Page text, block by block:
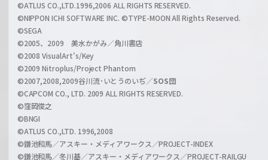
a
n
l
©ATLUS CO.,LTD.1996,2006 ALL RIGHTS RESERVED.
©NIPPON ICHI SOFTWARE INC. ©TYPE-MOON All Rights Reserved.
©SEGA
©2005、2009 美水かがみ／角川書店
©2008 VisualArt's/Key
©2009 Nitroplus/Project Phantom
©2007,2008,2009谷川流･いとうのいぢ／SOS団
©CAPCOM CO., LTD. 2009 ALL RIGHTS RESERVED.
©窪岡俊之
©BNGI
©ATLUS CO.,LTD. 1996,2008
©鎌池和馬／アスキー・メディアワークス／PROJECT-INDEX
©鎌池和馬／冬川基／アスキー・メディアワークス／PROJECT-RAILGU